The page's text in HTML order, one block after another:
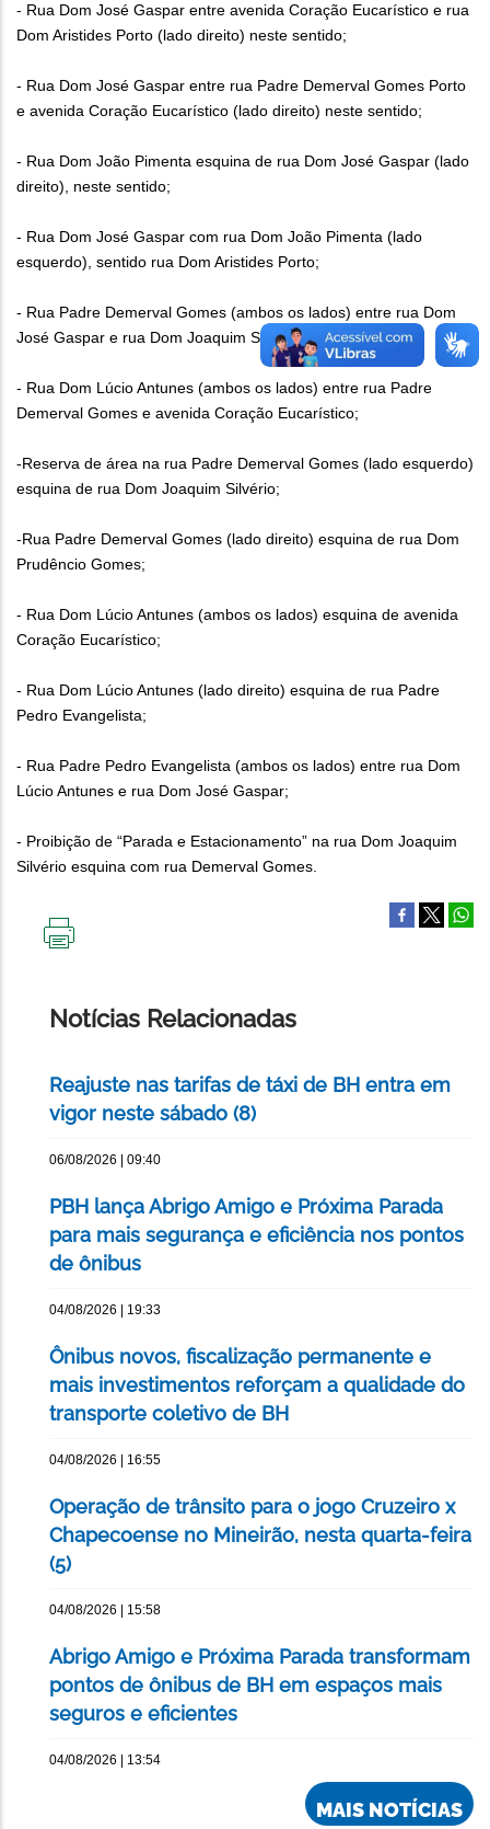
- Rua Dom José Gaspar entre avenida Coração Eucarístico e rua
Dom Aristides Porto (lado direito) neste sentido;
- Rua Dom José Gaspar entre rua Padre Demerval Gomes Porto
e avenida Coração Eucarístico (lado direito) neste sentido;
- Rua Dom João Pimenta esquina de rua Dom José Gaspar (lado
direito), neste sentido;
- Rua Dom José Gaspar com rua Dom João Pimenta (lado
esquerdo), sentido rua Dom Aristides Porto;
- Rua Padre Demerval Gomes (ambos os lados) entre rua Dom
José Gaspar e rua Dom Joaquim Silvério;
- Rua Dom Lúcio Antunes (ambos os lados) entre rua Padre
Demerval Gomes e avenida Coração Eucarístico;
-Reserva de área na rua Padre Demerval Gomes (lado esquerdo)
esquina de rua Dom Joaquim Silvério;
-Rua Padre Demerval Gomes (lado direito) esquina de rua Dom
Prudêncio Gomes;
- Rua Dom Lúcio Antunes (ambos os lados) esquina de avenida
Coração Eucarístico;
- Rua Dom Lúcio Antunes (lado direito) esquina de rua Padre
Pedro Evangelista;
- Rua Padre Pedro Evangelista (ambos os lados) entre rua Dom
Lúcio Antunes e rua Dom José Gaspar;
- Proibição de “Parada e Estacionamento” na rua Dom Joaquim
Silvério esquina com rua Demerval Gomes.
Notícias Relacionadas
Reajuste nas tarifas de táxi de BH entra em
vigor neste sábado (8)
06/08/2026 | 09:40
PBH lança Abrigo Amigo e Próxima Parada
para mais segurança e eficiência nos pontos
de ônibus
04/08/2026 | 19:33
Ônibus novos, fiscalização permanente e
mais investimentos reforçam a qualidade do
transporte coletivo de BH
04/08/2026 | 16:55
Operação de trânsito para o jogo Cruzeiro x
Chapecoense no Mineirão, nesta quarta-feira
(5)
04/08/2026 | 15:58
Abrigo Amigo e Próxima Parada transformam
pontos de ônibus de BH em espaços mais
seguros e eficientes
04/08/2026 | 13:54
MAIS NOTÍCIAS